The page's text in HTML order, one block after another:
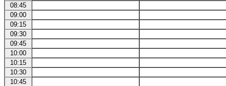
08:45
09:00
09:15
09:30
09:45
10:00
10:15
10:30
10:45